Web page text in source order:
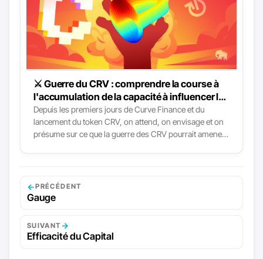
⚔ Guerre du CRV : comprendre la course à
l'accumulation de la capacité à influencer le
protocole Curve Finance
Depuis les premiers jours de Curve Finance et du
lancement du token CRV, on attend, on envisage et on
présume sur ce que la guerre des CRV pourrait amener.
cela impacte Curve et la DeFi dans son intégralité. À
première vue, la question est plutôt simple et directe :
←PRÉCÉDENT
Gauge
SUIVANT →
Efficacité du Capital